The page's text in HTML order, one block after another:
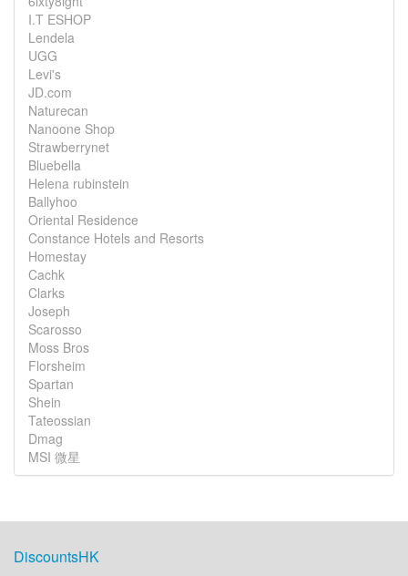
I.T ESHOP
Lendela
UGG
Levi's
JD.com
Naturecan
Nanoone Shop
Strawberrynet
Bluebella
Helena rubinstein
Ballyhoo
Oriental Residence
Constance Hotels and Resorts
Homestay
Cachk
Clarks
Joseph
Scarosso
Moss Bros
Florsheim
Spartan
Shein
Tateossian
Dmag
MSI 微星
DiscountsHK